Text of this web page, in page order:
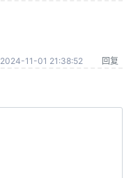
2024-11-01 21:38:52 回复